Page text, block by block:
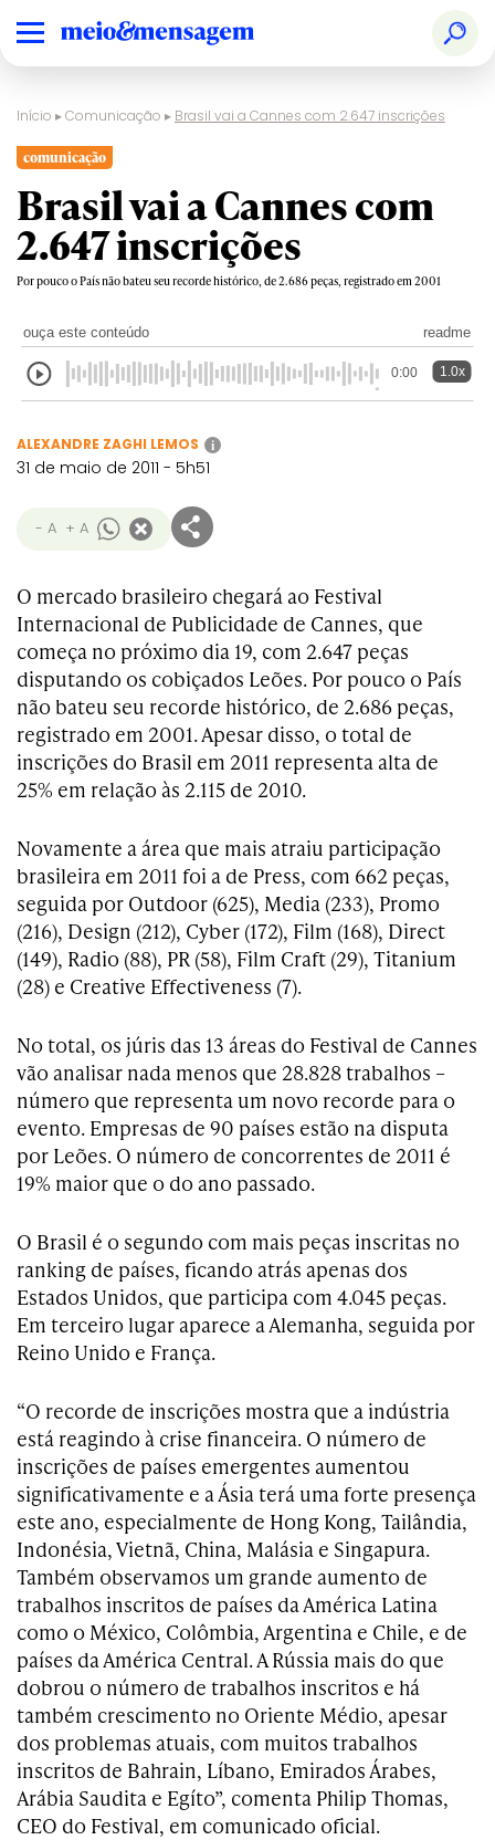
Início ▸Comunicação ▸ Brasil vai a Cannes com 2.647 inscrições
comunicação
Brasil vai a Cannes com
2.647 inscrições
Por pouco o País não bateu seu recorde histórico, de 2.686 peças, registrado em 2001
ouça este conteúdo readme
0:00 1.0x
ALEXANDRE ZAGHI LEMOS i
31 de maio de 2011 - 5h51
- A + A
O mercado brasileiro chegará ao Festival
Internacional de Publicidade de Cannes, que
começa no próximo dia 19, com 2.647 peças
disputando os cobiçados Leões. Por pouco o País
não bateu seu recorde histórico, de 2.686 peças,
registrado em 2001. Apesar disso, o total de
inscrições do Brasil em 2011 representa alta de
25% em relação às 2.115 de 2010.
Novamente a área que mais atraiu participação
brasileira em 2011 foi a de Press, com 662 peças,
seguida por Outdoor (625), Media (233), Promo
(216), Design (212), Cyber (172), Film (168), Direct
(149), Radio (88), PR (58), Film Craft (29), Titanium
(28) e Creative Effectiveness (7).
No total, os júris das 13 áreas do Festival de Cannes
vão analisar nada menos que 28.828 trabalhos –
número que representa um novo recorde para o
evento. Empresas de 90 países estão na disputa
por Leões. O número de concorrentes de 2011 é
19% maior que o do ano passado.
O Brasil é o segundo com mais peças inscritas no
ranking de países, ficando atrás apenas dos
Estados Unidos, que participa com 4.045 peças.
Em terceiro lugar aparece a Alemanha, seguida por
Reino Unido e França.
“O recorde de inscrições mostra que a indústria
está reagindo à crise financeira. O número de
inscrições de países emergentes aumentou
significativamente e a Ásia terá uma forte presença
este ano, especialmente de Hong Kong, Tailândia,
Indonésia, Vietnã, China, Malásia e Singapura.
Também observamos um grande aumento de
trabalhos inscritos de países da América Latina
como o México, Colômbia, Argentina e Chile, e de
países da América Central. A Rússia mais do que
dobrou o número de trabalhos inscritos e há
também crescimento no Oriente Médio, apesar
dos problemas atuais, com muitos trabalhos
inscritos de Bahrain, Líbano, Emirados Árabes,
Arábia Saudita e Egíto”, comenta Philip Thomas,
CEO do Festival, em comunicado oficial.